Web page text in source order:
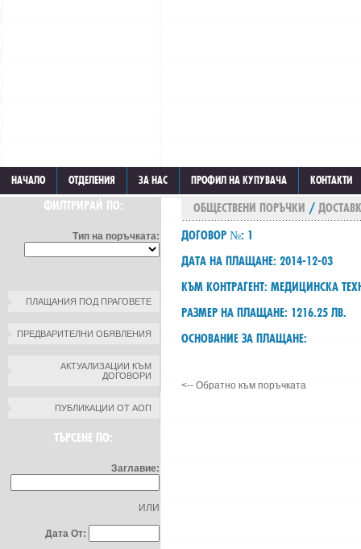
НАЧАЛО ОТДЕЛЕНИЯ ЗА НАС ПРОФИЛ НА КУПУВАЧА КОНТАКТИ
ФИЛТРИРАЙ ПО:
Тип на поръчката:
ПЛАЩАНИЯ ПОД ПРАГОВЕТЕ
ПРЕДВАРИТЕЛНИ ОБЯВЛЕНИЯ
АКТУАЛИЗАЦИИ КЪМ
ДОГОВОРИ
ПУБЛИКАЦИИ ОТ АОП
ТЪРСЕНЕ ПО:
Заглавие:
ИЛИ
Дата От:
ОБЩЕСТВЕНИ ПОРЪЧКИ /
ДОГОВОР №: 1
ДАТА НА ПЛАЩАНЕ: 2014-12-03
КЪМ КОНТРАГЕНТ: МЕДИЦИНСКА
РАЗМЕР НА ПЛАЩАНЕ: 1216.25 ЛВ.
ОСНОВАНИЕ ЗА ПЛАЩАНЕ:
<-- Обратно към поръчката